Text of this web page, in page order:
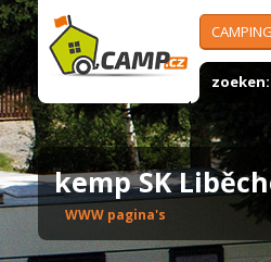
zoeken:
kemp SK
WWW pagina's